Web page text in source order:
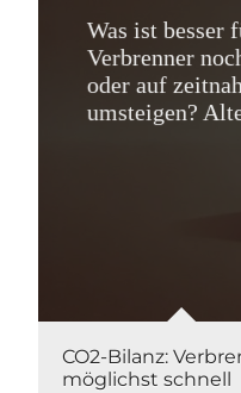
Was ist besser
Verbrenner
oder auf
umsteigen?
CO2-Bilanz:
möglichst schnell